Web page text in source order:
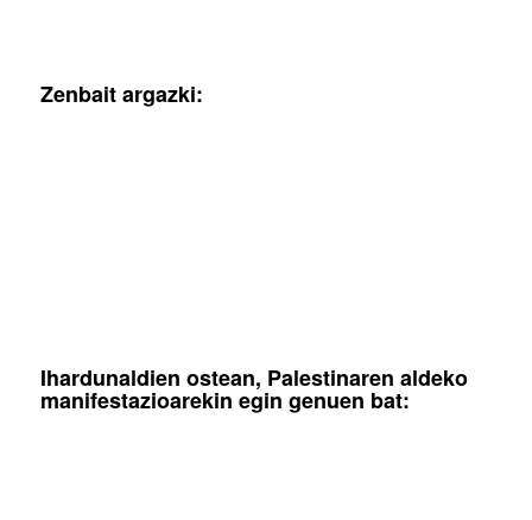
Zenbait argazki:
Ihardunaldien ostean, Palestinaren aldeko
manifestazioarekin egin genuen bat: